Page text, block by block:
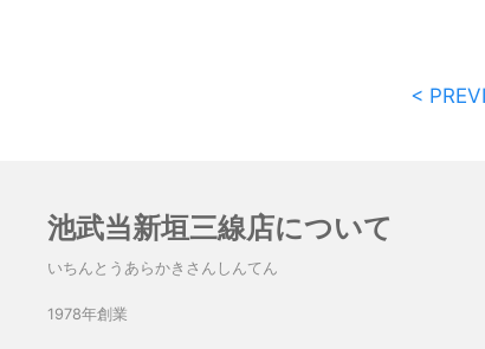
<
池武当新垣三線店について
いちんとうあらかきさんしんてん
1978年創業